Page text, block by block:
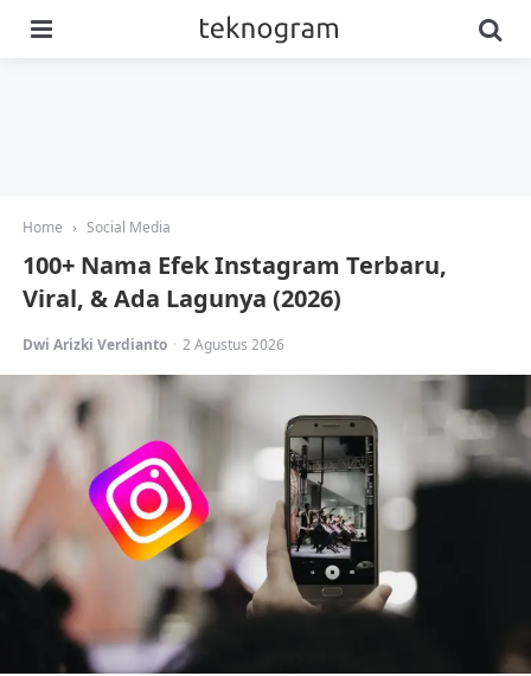
Home › Social Media
100+ Nama Efek Instagram Terbaru,
Viral, & Ada Lagunya (2026)
Posted
Dwi Arizki Verdianto 2 Agustus 2026